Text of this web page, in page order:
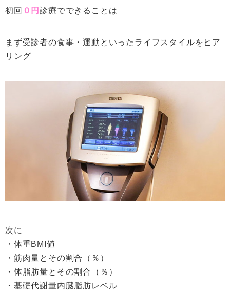
初回 ０円診療でできることは
まず受診者の食事・運動といったライフスタイルをヒア
リング
次に
・体重BMI値
・筋肉量とその割合（％）
・体脂肪量とその割合（％）
・基礎代謝量内臓脂肪レベル